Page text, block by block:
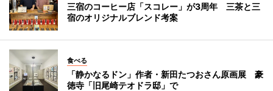
三宿のコーヒー店「スコレー」が3周年 三茶と三
宿のオリジナルブレンド考案
食べる
「静かなるドン」作者・新田たつおさん原画展 豪
徳寺「旧尾崎テオドラ邸」で